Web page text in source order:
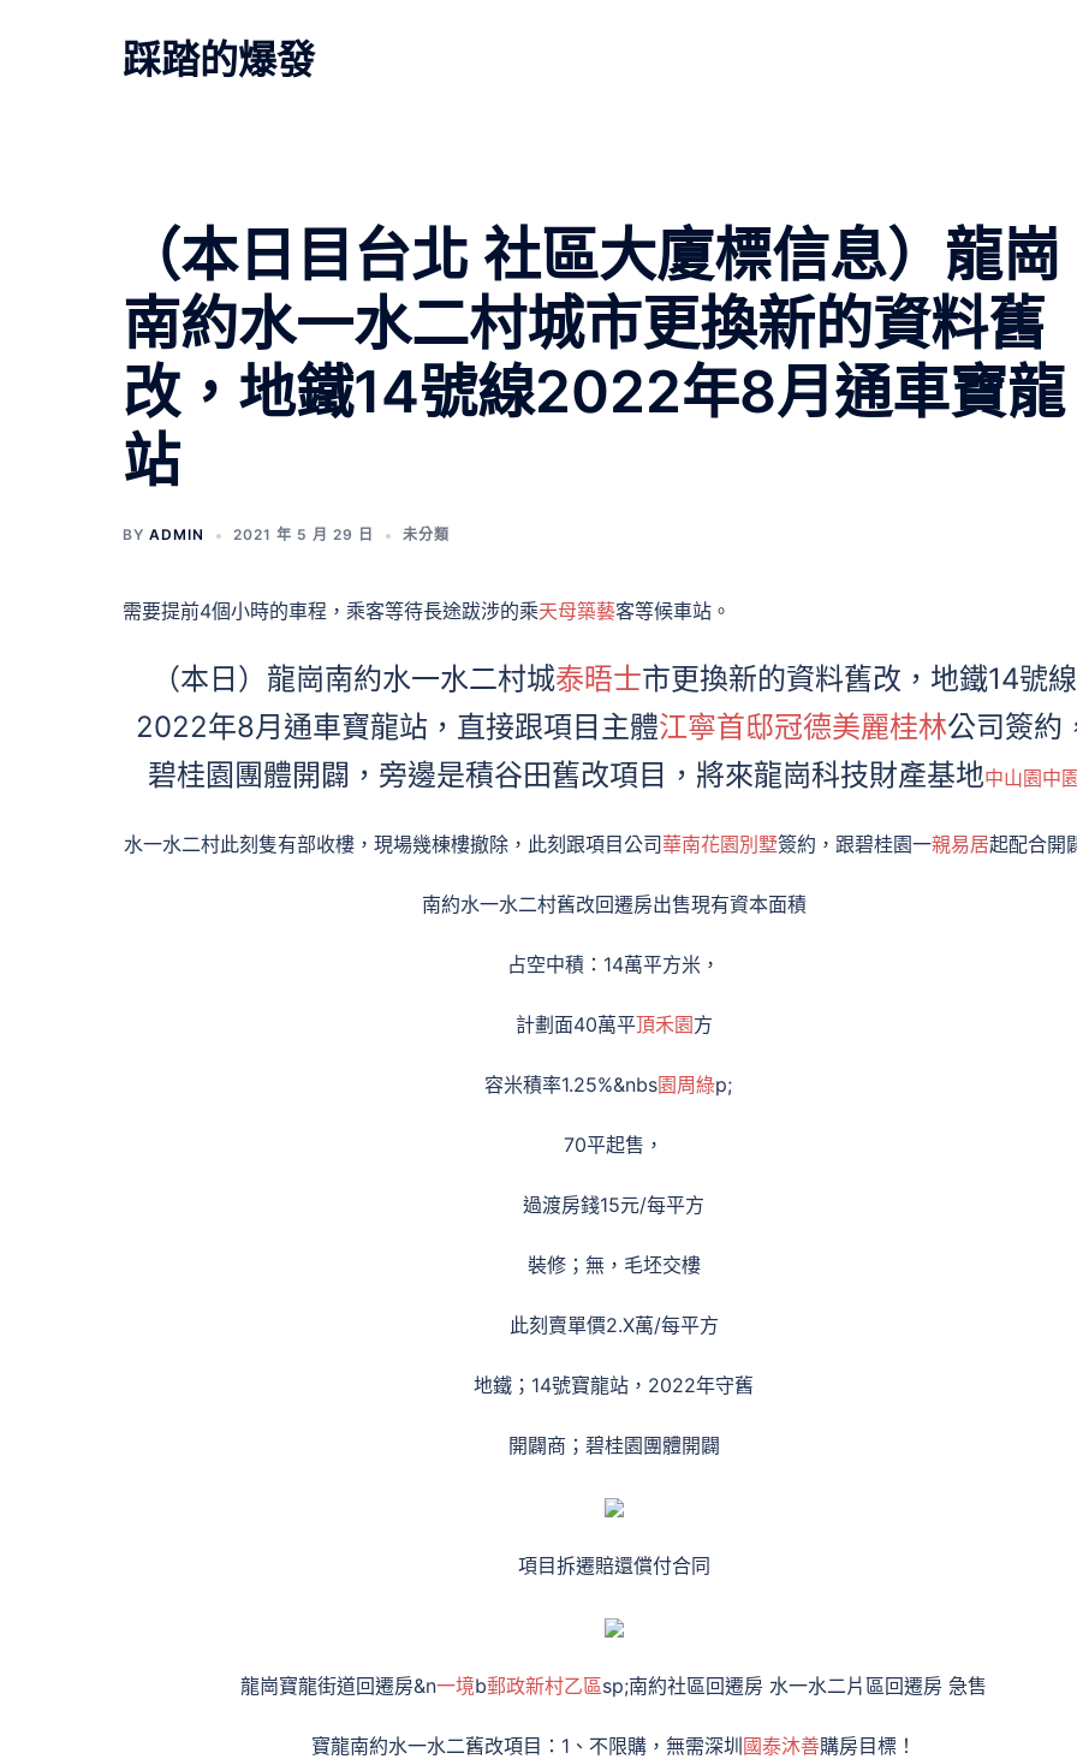
踩踏的爆發
（本日目台北 社區大廈標信息）龍崗
南約水一水二村城市更換新的資料舊
改，地鐵14號線2022年8月通車寶龍
站
BY ADMIN 2021 年 5 月 29 日 未分類
需要提前4個小時的車程，乘客等待長途跋涉的乘天母築藝客等候車站。
（本日）龍崗南約水一水二村城泰晤士市更換新的資料舊改，地鐵14號線
2022年8月通車寶龍站，直接跟項目主體江寧首邸冠德美麗桂林公司簽約
碧桂園團體開闢，旁邊是積谷田舊改項目，將來龍崗科技財產基地中山園中
水一水二村此刻隻有部收樓，現場幾棟樓撤除，此刻跟項目公司華南花園別墅簽約，跟碧桂園一親易居起配合開
南約水一水二村舊改回遷房出售現有資本面積
占空中積：14萬平方米，
計劃面40萬平頂禾園方
容米積率1.25%&nbs園周綠p;
70平起售，
過渡房錢15元/每平方
裝修；無，毛坯交樓
此刻賣單價2.X萬/每平方
地鐵；14號寶龍站，2022年守舊
開闢商；碧桂園團體開闢
項目拆遷賠還償付合同
龍崗寶龍街道回遷房&n一境b郵政新村乙區sp;南約社區回遷房 水一水二片區回遷房 急售
寶龍南約水一水二舊改項目：1、不限購，無需深圳 國泰沐善購房目標！